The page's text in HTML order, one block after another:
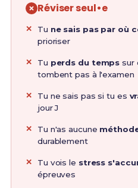
Réviser seul•e
Tu ne sais pas par où
prioriser
Tu perds du temps sur
tombent pas à l'examen
Tu ne sais pas si tu es
jour J
Tu n'as aucune
durablement
Tu vois le stress
épreuves